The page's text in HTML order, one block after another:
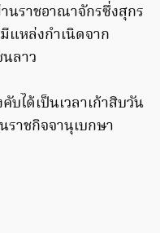
นราชอาณาจักรซึ่งสุกร
แหล่งกําเนิดจาก
ลาว
ได้เป็นเวลาเก้าสิบวัน
าชกิจจานุเบกษา